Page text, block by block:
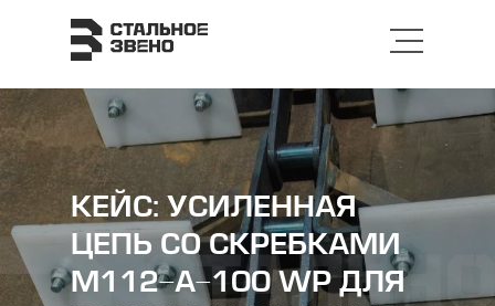
КЕЙС:УСИЛЕННАЯ
ЦЕПЬ СО СКРЕБКАМИ
М112-А-100 WP ДЛЯ